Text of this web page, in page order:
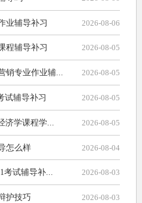
业辅导补习 2026-08-06
程辅导补习 2026-08-05
销专业作业辅... 2026-08-05
试辅导补习 2026-08-05
济学课程学... 2026-08-05
怎么样 2026-08-04
考试辅导补... 2026-08-03
护技巧 2026-08-03